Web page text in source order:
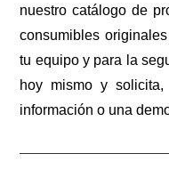
nuestro catálogo de
consumibles
tu equipo y para la
hoy mismo y
información o una